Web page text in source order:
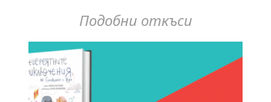
Подобни откъси